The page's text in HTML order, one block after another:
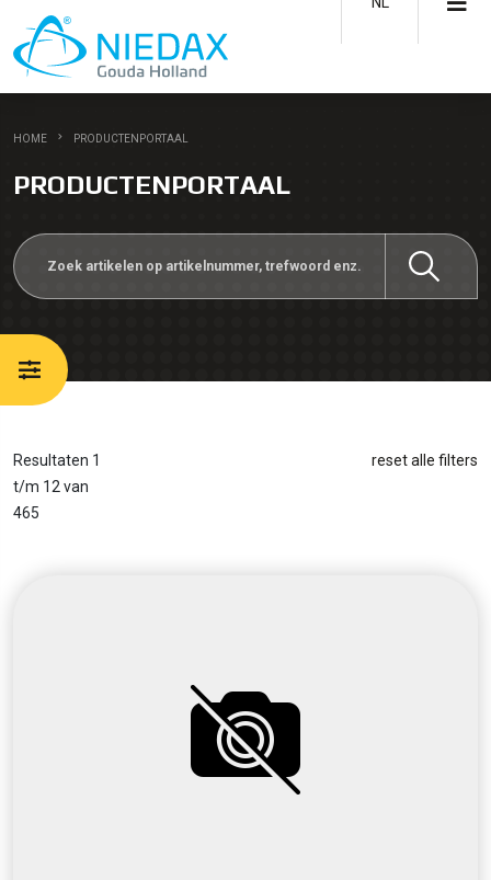
HOME PRODUCTENPORTAAL
PRODUCTENPORTAAL
Resultaten 1
t/m 12 van
465
reset alle filters